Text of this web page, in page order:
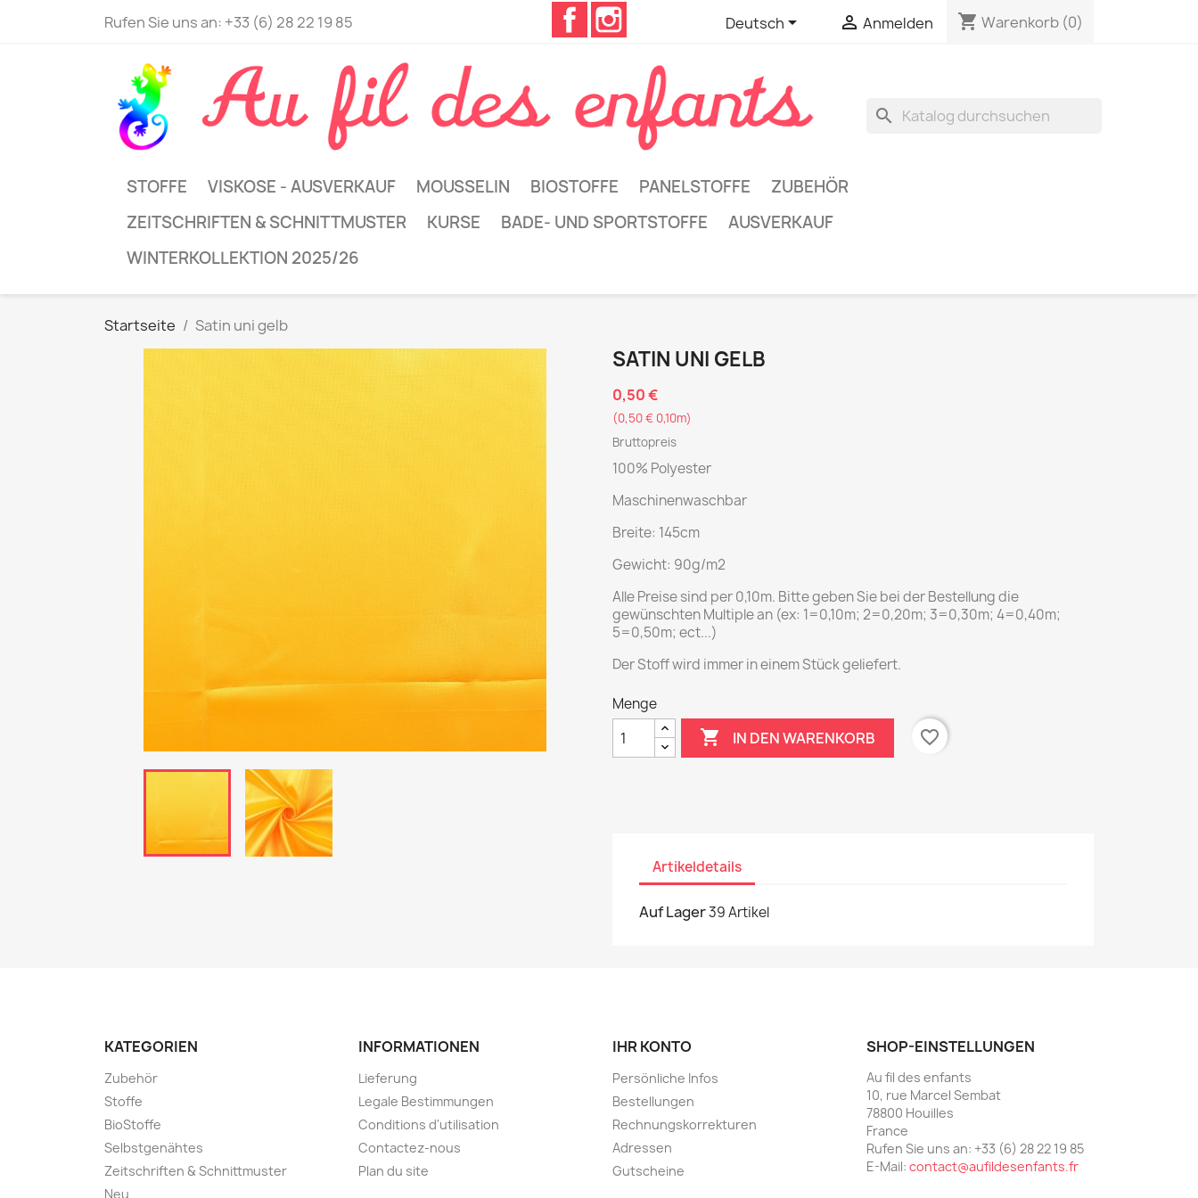
Rufen Sie uns an: +33 (6) 28 22 19 85
Facebook
Deutsch  Anmelden shopping_cart Warenkorb (0)
search
STOFFE VISKOSE - AUSVERKAUF MOUSSELIN BIOSTOFFE PANELSTOFFE
ZUBEHÖR
ZEITSCHRIFTEN & SCHNITTMUSTER
KURSE BADE- UND SPORTSTOFFE
AUSVERKAUF
WINTERKOLLEKTION 2025/26
Startseite Satin uni gelb
SATIN UNI GELB
0,50 €
(0,50 € 0,10m)
Bruttopreis
100% Polyester
Maschinenwaschbar
Breite: 145cm
Gewicht: 90g/m2
Alle Preise sind per 0,10m. Bitte geben Sie bei der Bestellung die
gewünschten Multiple an (ex: 1=0,10m; 2=0,20m; 3=0,30m; 4=0,40m;
5=0,50m; ect...)
Der Stoff wird immer in einem Stück geliefert.
Menge
 IN DEN WARENKORB favorite_border
Artikeldetails
Auf Lager39 Artikel
KATEGORIEN
Zubehör
Stoffe
BioStoffe
Selbstgenähtes
Zeitschriften & Schnittmuster
Neu
INFORMATIONEN
Lieferung
Legale Bestimmungen
Conditions d'utilisation
Contactez-nous
Plan du site
IHR KONTO
Persönliche Infos
Bestellungen
Rechnungskorrekturen
Adressen
Gutscheine
SHOP-EINSTELLUNGEN
Au fil des enfants
10, rue Marcel Sembat
78800 Houilles
France
Rufen Sie uns an: +33 (6) 28 22 19 85
E-Mail: contact@aufildesenfants.fr